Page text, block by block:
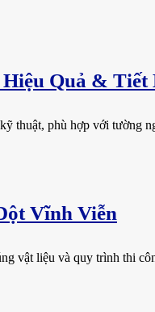
Quả & Tiết
thuật, phù hợp với tường
Vĩnh Viễn
vật liệu và quy trình thi